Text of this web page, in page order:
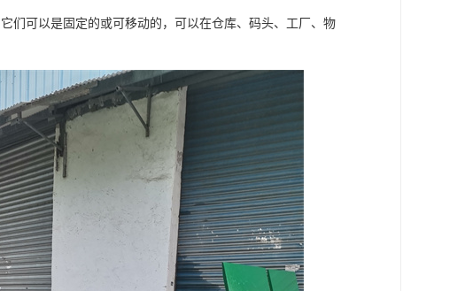
们可以是固定的或可移动的，可以在仓库、码头、工厂、物